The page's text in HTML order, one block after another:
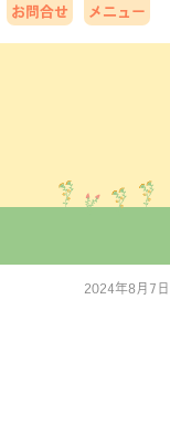
メニュー
お問合せ
2024年8月7日